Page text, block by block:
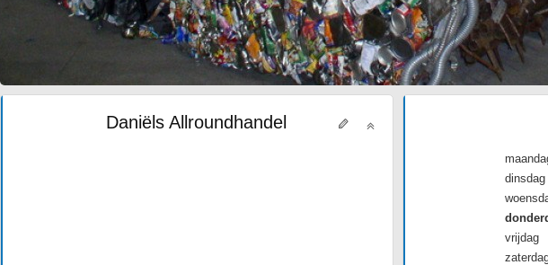
Daniëls Allroundhandel
dinsdag
vrijdag